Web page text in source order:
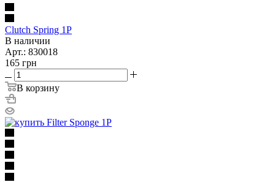
Clutch Spring 1P
В наличии
Арт.: 830018
165 грн
В корзину